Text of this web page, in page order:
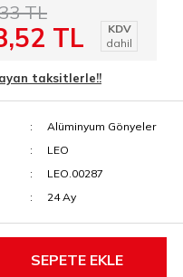
TL
TL
KDV
dahil
taksitlerle!!
Alüminyum Gönyeler
LEO
LEO.00287
24 Ay
SEPETE EKLE